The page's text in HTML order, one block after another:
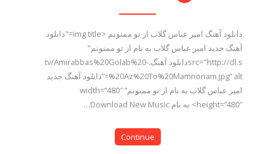
دانلود آهنگ امیر عباس گلاب از تو ممنونم <img title="دانلود
آهنگ جدید امیر عباس گلاب به نام از تو ممنونم"
src="http://dl.sدانلود آهنگ.tv/Amirabbas%20Golab%20-
%20Az%20To%20Mamnonam.jpg” alt=”دانلود آهنگ جدید
امیر عباس گلاب به نام از تو ممنونم” width=”480″
height=”480″> به نام Download New Music…
Continue